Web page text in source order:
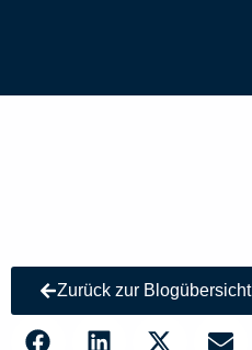
Zurück zur Blogübersicht